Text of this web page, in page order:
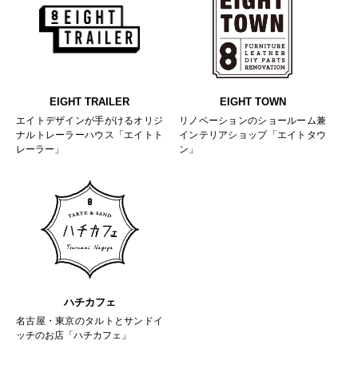
EIGHT TRAILER
エイトデザインが手がけるオリジ
ナルトレーラーハウス「エイトト
レーラー」
EIGHT TOWN
リノベーションのショールーム兼
インテリアショップ「エイトタウ
ン」
ハチカフェ
名古屋・東京のタルトとサンドイ
ッチのお店「ハチカフェ」